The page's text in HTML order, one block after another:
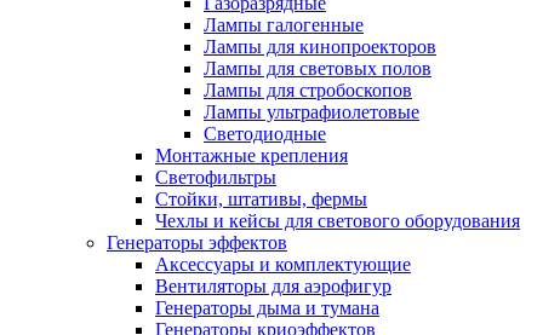
Лампы галогенные
Лампы для кинопроекторов
Лампы для световых полов
Лампы для стробоскопов
Лампы ультрафиолетовые
Светодиодные
Монтажные крепления
Светофильтры
Стойки, штативы, фермы
Чехлы и кейсы для светового оборудования
Генераторы эффектов
Аксессуары и комплектующие
Вентиляторы для аэрофигур
Генераторы дыма и тумана
Генераторы криоэффектов